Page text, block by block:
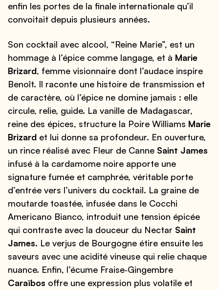
enfin les portes de la finale internationale qu’il
convoitait depuis plusieurs années.
Son cocktail avec alcool, “Reine Marie”, est un
hommage à l’épice comme langage, et à Marie
Brizard, femme visionnaire dont l’audace inspire
Benoît. Il raconte une histoire de transmission et
de caractère, où l’épice ne domine jamais : elle
circule, relie, guide. La vanille de Madagascar,
reine des épices, structure la Poire Williams Marie
Brizard et lui donne sa profondeur. En ouverture,
un rince réalisé avec Fleur de Canne Saint James
infusé à la cardamome noire apporte une
signature fumée et camphrée, véritable porte
d’entrée vers l’univers du cocktail. La graine de
moutarde toastée, infusée dans le Cocchi
Americano Bianco, introduit une tension épicée
qui contraste avec la douceur du Nectar Saint
James. Le verjus de Bourgogne étire ensuite les
saveurs avec une acidité vineuse qui relie chaque
nuance. Enfin, l’écume Fraise‑Gingembre
Caraïbos offre une expression plus volatile et